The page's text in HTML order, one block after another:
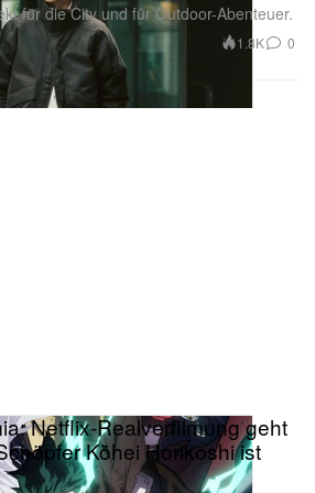
für die City und für Outdoor-Abenteuer.
1.8K 0
Netflix-Realverfilmung geht
Kōhei Horikoshi ist